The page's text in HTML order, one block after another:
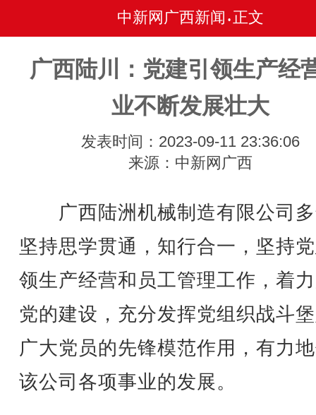
中新网广西新闻 • 正文
广西陆川：党建引领生产经
业不断发展壮大
发表时间：2023-09-11 23:36:06
来源：中新网广西
广西陆洲机械制造有限公司
坚持思学贯通，知行合一，坚持
领生产经营和员工管理工作，着
党的建设，充分发挥党组织战斗
广大党员的先锋模范作用，有力
该公司各项事业的发展。